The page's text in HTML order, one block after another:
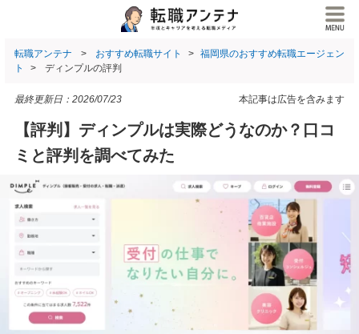
転職アンテナ おすすめ転職サイト
福岡県のおすすめ転職エージェン
ト
ディンプルの評判
本記事は広告を含みます
最終更新日： 2026/07/23
【評判】ディンプルは実際どうなのか？口コ
ミと評判を調べてみた